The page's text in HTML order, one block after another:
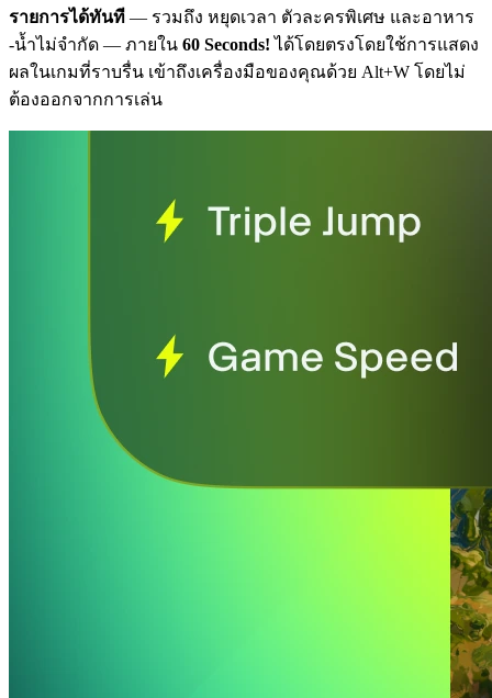
รายการได้ทันที — รวมถึง หยุดเวลา ตัวละครพิเศษ และอาหาร
-น้ำไม่จำกัด — ภายใน 60 Seconds! ได้โดยตรงโดยใช้การแสดง
ผลในเกมที่ราบรื่น เข้าถึงเครื่องมือของคุณด้วย Alt+W โดยไม่
ต้องออกจากการเล่น